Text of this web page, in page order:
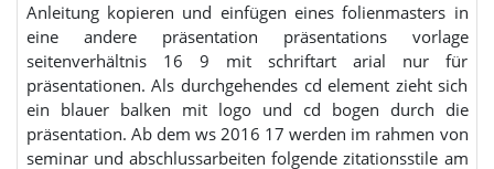
Anleitung kopieren und einfügen eines folienmasters in
eine andere präsentation präsentations vorlage
seitenverhältnis 16 9 mit schriftart arial nur für
präsentationen. Als durchgehendes cd element zieht sich
ein blauer balken mit logo und cd bogen durch die
präsentation. Ab dem ws 2016 17 werden im rahmen von
seminar und abschlussarbeiten folgende zitationsstile am